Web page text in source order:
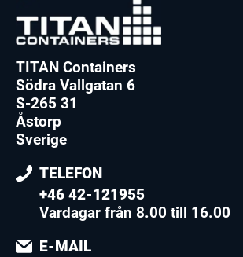
TITAN Containers
Södra Vallgatan 6
S-265 31
Åstorp
Sverige
TELEFON
+46 42-121955
Vardagar från 8.00 till 16.00
E-MAIL